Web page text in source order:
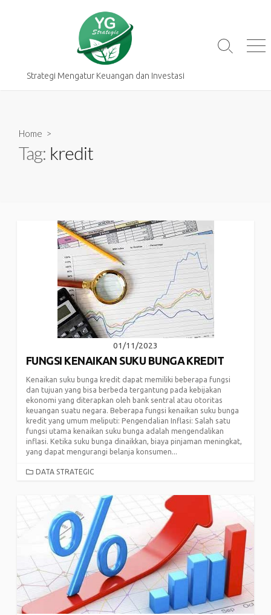
Strategi Mengatur Keuangan dan Investasi
Search
Home >
Tag: kredit
01/11/2023
FUNGSI KENAIKAN SUKU BUNGA KREDIT
Kenaikan suku bunga kredit dapat memiliki beberapa fungsi
dan tujuan yang bisa berbeda tergantung pada kebijakan
ekonomi yang diterapkan oleh bank sentral atau otoritas
keuangan suatu negara. Beberapa fungsi kenaikan suku bunga
kredit yang umum meliputi: Pengendalian Inflasi: Salah satu
fungsi utama kenaikan suku bunga adalah mengendalikan
inflasi. Ketika suku bunga dinaikkan, biaya pinjaman meningkat,
yang dapat mengurangi belanja konsumen...
CATEGORIES
DATA STRATEGIC